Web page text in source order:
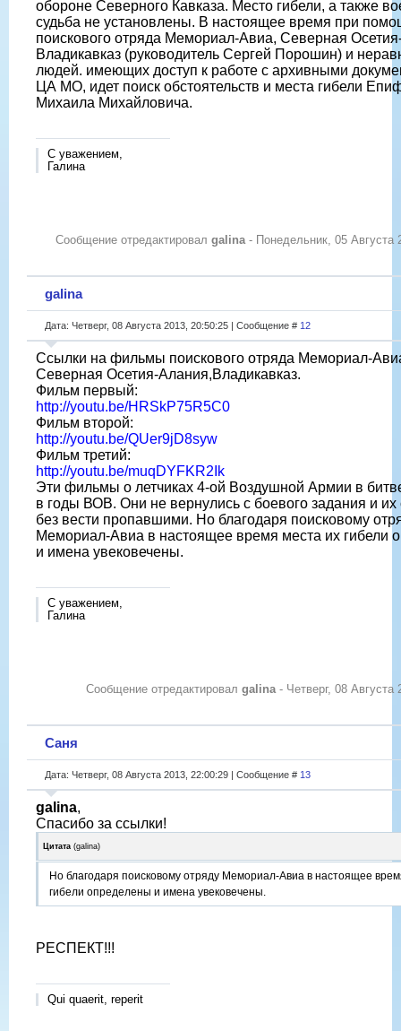
обороне Северного Кавказа. Место гибели, а также
судьба не установлены. В настоящее время при
поискового отряда Мемориал-Авиа, Северная
Владикавказ (руководитель Сергей Порошин) и
людей. имеющих доступ к работе с архивными
ЦА МО, идет поиск обстоятельств и места гибели
Михаила Михайловича.
С уважением,
Галина
Сообщение отредактировал galina - Понедельник, 05 Августа
galina
Дата: Четверг, 08 Августа 2013, 20:50:25 | Сообщение # 12
Ссылки на фильмы поискового отряда Мемориал-
Северная Осетия-Алания,Владикавказ.
Фильм первый:
http://youtu.be/HRSkP75R5C0
Фильм второй:
http://youtu.be/QUer9jD8syw
Фильм третий:
http://youtu.be/muqDYFKR2Ik
Эти фильмы о летчиках 4-ой Воздушной Армии в
в годы ВОВ. Они не вернулись с боевого задания и их
без вести пропавшими. Но благодаря поисковому
Мемориал-Авиа в настоящее время места их гибели
и имена увековечены.
С уважением,
Галина
Сообщение отредактировал galina - Четверг, 08 Августа
Саня
Дата: Четверг, 08 Августа 2013, 22:00:29 | Сообщение # 13
galina,
Спасибо за ссылки!
Цитата (galina)
Но благодаря поисковому отряду Мемориал-Авиа в настоящее
гибели определены и имена увековечены.
РЕСПЕКТ!!!
Qui quaerit, reperit